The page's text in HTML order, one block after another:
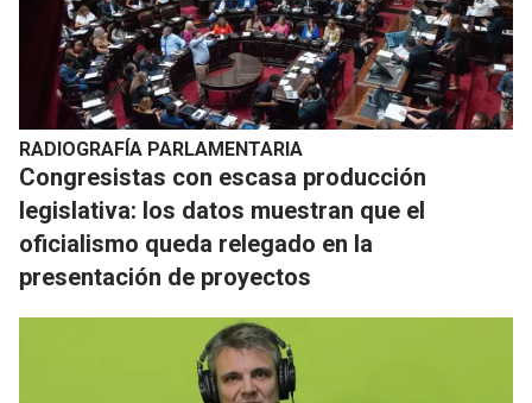
RADIOGRAFÍA PARLAMENTARIA
Congresistas con escasa producción
legislativa: los datos muestran que el
oficialismo queda relegado en la
presentación de proyectos